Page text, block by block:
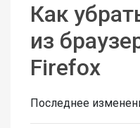
Как
из
Firefox
Последнее